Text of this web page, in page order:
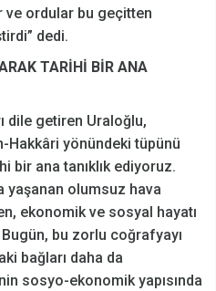
ve ordular bu geçitten
dedi.
TARİHİ BİR ANA
dile getiren Uraloğlu,
Hakkâri yönündeki tüpünü
bir ana tanıklık ediyoruz.
yaşanan olumsuz hava
ekonomik ve sosyal hayatı
bu zorlu coğrafyayı
bağları daha da
sosyo-ekonomik yapısında